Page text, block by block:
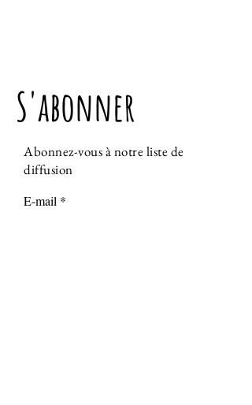
S'abonner
Abonnez-vous à notre liste de
diffusion
E-mail